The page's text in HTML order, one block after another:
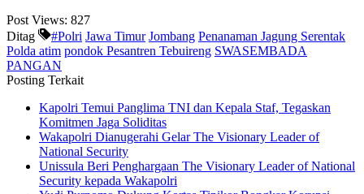
Post Views: 827
Ditag
#Polri Jawa Timur Jombang Penanaman Jagung Serentak
Polda atim pondok Pesantren Tebuireng SWASEMBADA
PANGAN
Posting Terkait
Kapolri Temui Panglima TNI dan Kepala Staf, Tegaskan
Komitmen Jaga Soliditas
Wakapolri Dianugerahi Gelar The Visionary Leader of
National Security
Unissula Beri Penghargaan The Visionary Leader of National
Security kepada Wakapolri